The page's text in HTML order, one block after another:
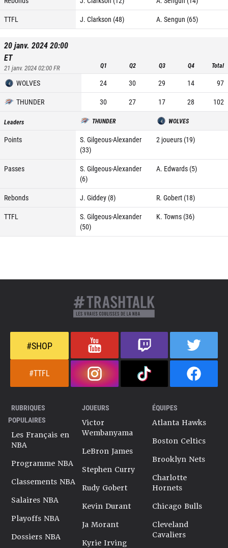
TTFL
J. Clarkson (48) A. Sengun (65)
20 janv. 2024 20:00
ET
21 janv. 2024 02:00FR Q1 Q2 Q3 Q4 Total
WOLVES 24 30 29 14
97
THUNDER
30 27 17 28 102
Leaders THUNDER WOLVES
Points
S. Gilgeous-Alexander
(33)
2 joueurs (19)
Passes
S. Gilgeous-Alexander
(6)
A. Edwards (5)
Rebonds J. Giddey (8)
R. Gobert (18)
TTFL
S. Gilgeous-Alexander
(50)
K. Towns (36)
#SHOP
#TTFL
RUBRIQUES
POPULAIRES
Les Français en
NBA
Programme NBA
Classements NBA
Salaires NBA
Playoffs NBA
Dossiers NBA
JOUEURS
Victor
Wembanyama
LeBron James
Stephen Curry
Rudy Gobert
Kevin Durant
Ja Morant
Kyrie Irving
ÉQUIPES
Atlanta Hawks
Boston Celtics
Brooklyn Nets
Charlotte
Hornets
Chicago Bulls
Cleveland
Cavaliers